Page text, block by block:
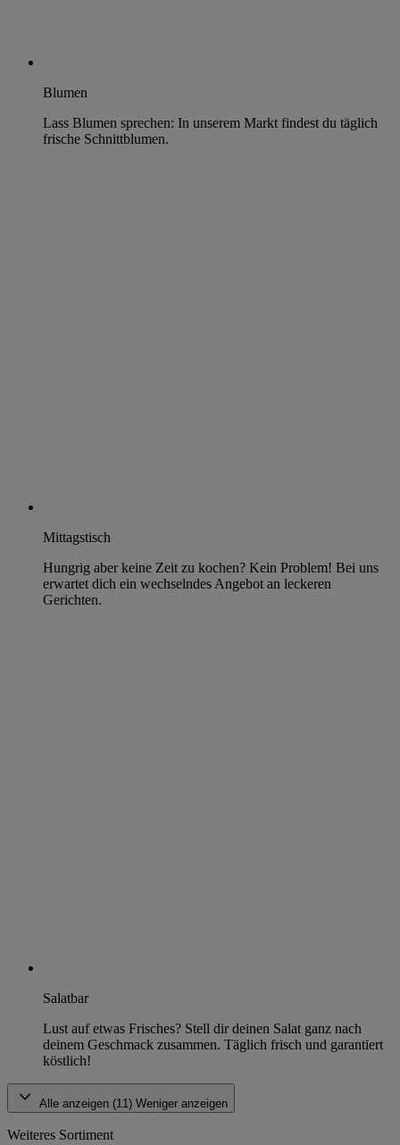
Blumen
Lass Blumen sprechen: In unserem Markt findest du täglich
frische Schnittblumen.
Mittagstisch
Hungrig aber keine Zeit zu kochen? Kein Problem! Bei uns
erwartet dich ein wechselndes Angebot an leckeren
Gerichten.
Salatbar
Lust auf etwas Frisches? Stell dir deinen Salat ganz nach
deinem Geschmack zusammen. Täglich frisch und garantiert
köstlich!
Alle anzeigen (11) Weniger anzeigen
Weiteres Sortiment